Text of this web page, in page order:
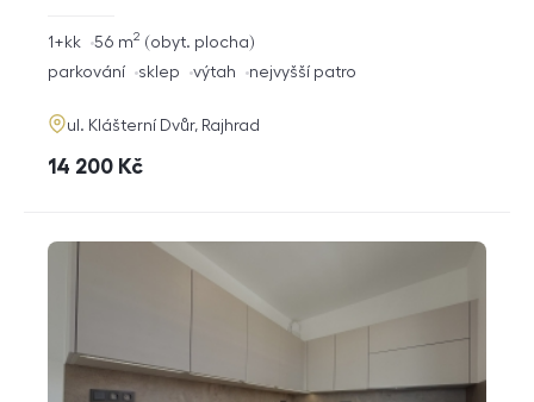
rozměry
dispozice
1+kk obyt. plocha
56 m2
funkce
parkování sklep výtah nejvyšší patro
adresa
ul. Klášterní Dvůr, Rajhrad
cena
14 200 Kč